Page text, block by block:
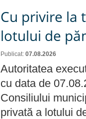
Cu privire la
lotului de
Publicat: 07.08.2026
Autoritatea
cu data de
Consiliului
privată a lotului